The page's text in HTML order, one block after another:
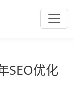
SEO优化